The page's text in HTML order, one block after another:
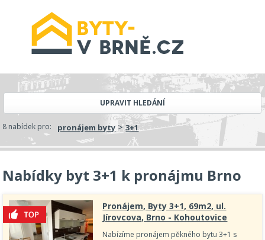
UPRAVIT HLEDÁNÍ
8 nabídek pro: pronájem byty >3+1
Nabídky byt 3+1 k pronájmu Brno
Pronájem, Byty 3+1, 69m2, ul.
Jírovcova, Brno - Kohoutovice
Nabízíme pronájem pěkného bytu 3+1 s